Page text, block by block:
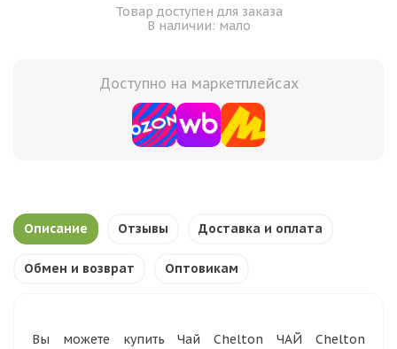
Товар доступен для заказа
В наличии: мало
Доступно на маркетплейсах
Описание Отзывы Доставка и оплата
Обмен и возврат Оптовикам
Вы можете купить Чай Chelton ЧАЙ Chelton